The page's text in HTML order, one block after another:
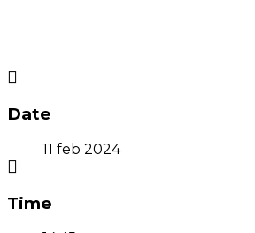
Date
11 feb 2024
Time